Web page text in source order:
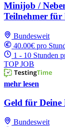
Minijob /
Teilnehmer für
Bundesweit
40.00€ pro
1 - 10 Stunden
TOP JOB
mehr lesen
Geld für Deine
Bundesweit